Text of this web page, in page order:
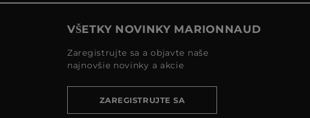
VŠETKY NOVINKY MARIONNAUD
Zaregistrujte sa a objavte naše
najnovšie novinky a akcie
ZAREGISTRUJTE SA